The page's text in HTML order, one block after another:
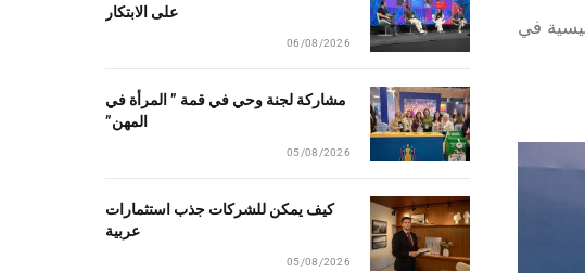
في
على الابتكار
06/08/2026
مشاركة لجنة وحي في قمة ” المرأة في
المهن”
05/08/2026
كيف يمكن للشركات جذب استثمارات
عربية
05/08/2026